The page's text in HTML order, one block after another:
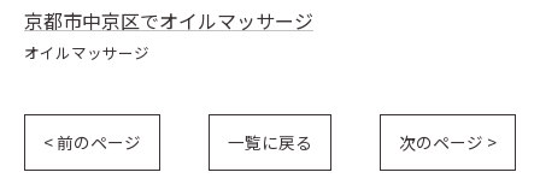
京都市中京区でオイルマッサージ
オイルマッサージ
< 前のページ 一覧に戻る 次のページ >